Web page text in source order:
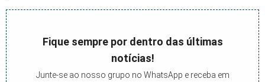
Fique sempre por dentro das últimas
notícias!
Junte-se ao nosso grupo no WhatsApp e receba em